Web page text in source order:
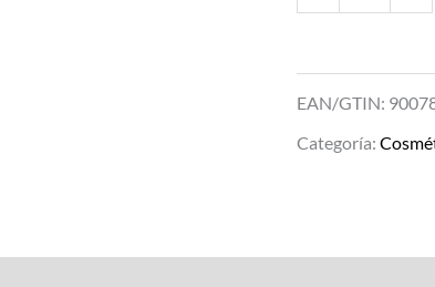
EAN/GTIN:
Categoría: